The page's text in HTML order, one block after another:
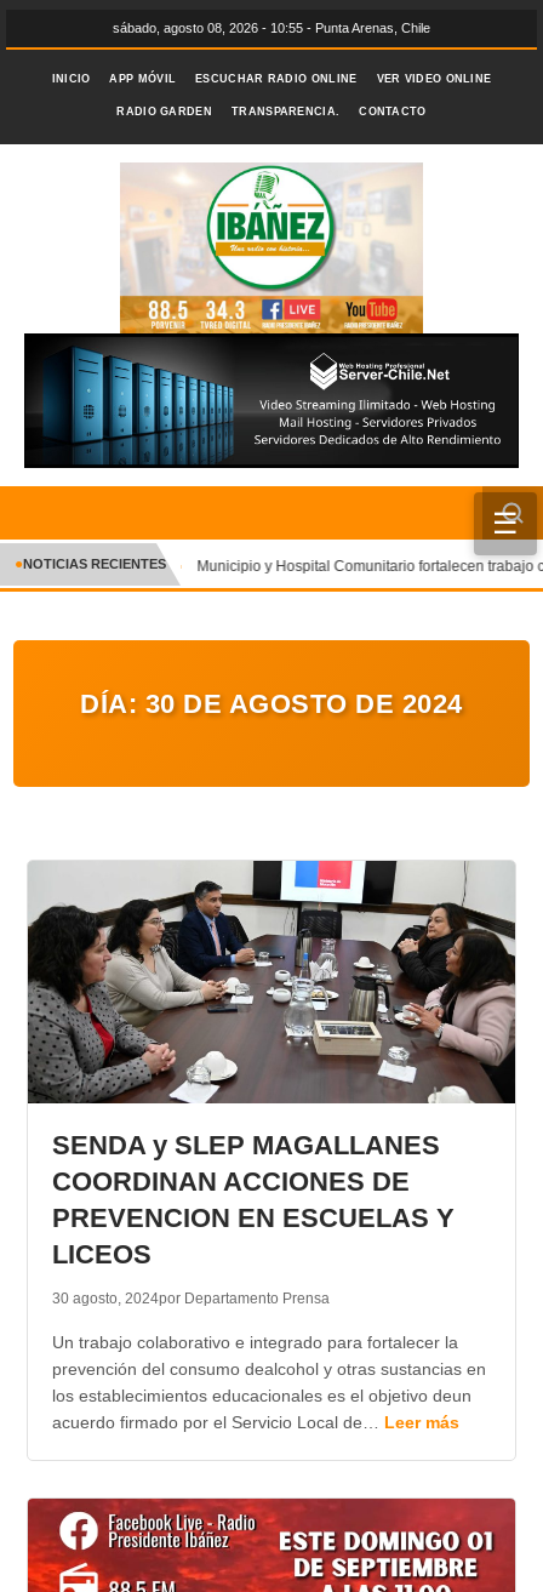
sábado, agosto 08, 2026 - 10:55 - Punta Arenas, Chile
INICIO APP MÓVIL ESCUCHAR RADIO ONLINE VER VIDEO ONLINE
RADIO GARDEN TRANSPARENCIA. CONTACTO
☰
INICIO
CRÓNICA
ENTRETENIMIENTO Y CULTURA
VIDEOS
GALERIA DE FOTOS
APP MÓVIL
●NOTICIAS RECIENTES Municipio y Hospital Comunitario fortalecen trabajo
DÍA: 30 DE AGOSTO DE 2024
SENDA y SLEP MAGALLANES
COORDINAN ACCIONES DE
PREVENCION EN ESCUELAS Y
LICEOS
30 agosto, 2024por Departamento Prensa
Un trabajo colaborativo e integrado para fortalecer la
prevención del consumo dealcohol y otras sustancias en
los establecimientos educacionales es el objetivo deun
acuerdo firmado por el Servicio Local de… Leer más